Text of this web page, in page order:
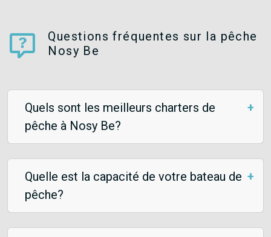
Questions fréquentes sur la pêche
Nosy Be
Quels sont les meilleurs charters de
pêche à Nosy Be?
Quelle est la capacité de votre bateau de
pêche?